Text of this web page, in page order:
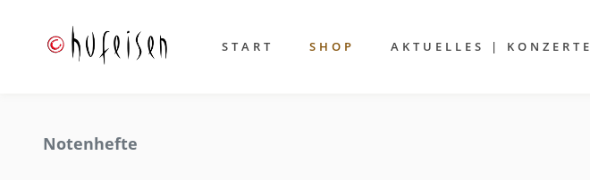
START SHOP AKTUELLES | KONZERTE
Notenhefte